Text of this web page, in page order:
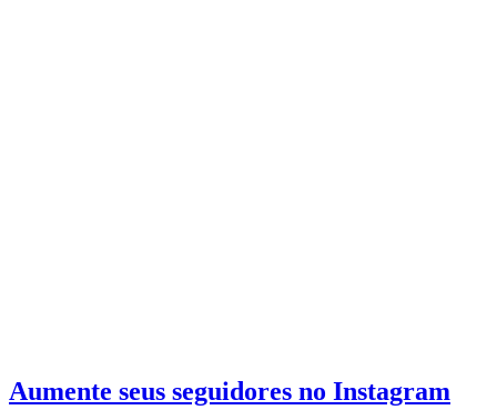
Aumente seus seguidores no Instagram